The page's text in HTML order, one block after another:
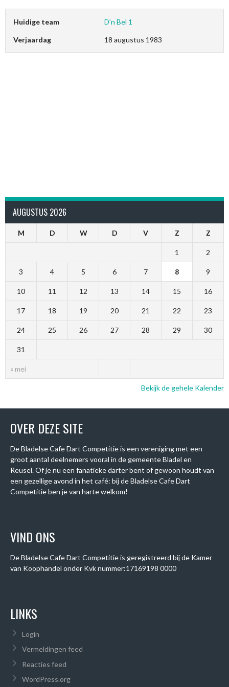
Huidige team D’n Bel 1
Verjaardag 18 augustus 1983
AUGUSTUS 2026
M D W D V Z Z
« mei
1 2
3 4 5 6 7 8 9
10 11 12 13 14 15 16
17 18 19 20 21 22 23
24 25 26 27 28 29 30
31
Bekijk de gehele Kalender
OVER DEZE SITE
De Bladelse Cafe Dart Competitie is een vereniging met een
groot aantal deelnemers vooral in de gemeente Bladel en
Reusel. Of je nu een fanatieke darter bent of gewoon houdt van
een gezellige avond in het café: bij de Bladelse Cafe Dart
Competitie ben je van harte welkom!
VIND ONS
De Bladelse Cafe Dart Competitie is geregistreerd bij de Kamer
van Koophandel onder Kvk nummer:17169198 0000
LINKS
Login
Vermeldingen feed
Reacties feed
WordPress.org